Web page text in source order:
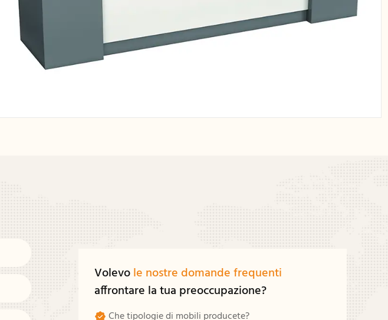
Volevole nostre domande frequenti
affrontare la tua preoccupazione?
Che tipologie di mobili producete?